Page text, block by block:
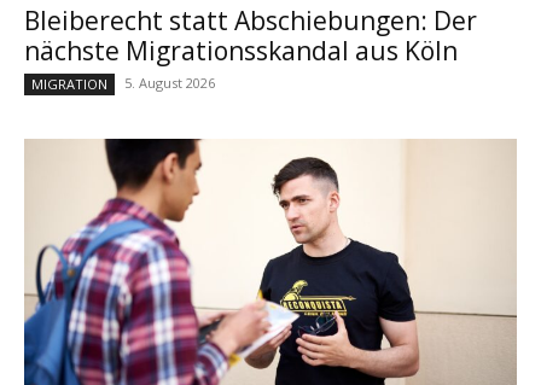
Bleiberecht statt Abschiebungen: Der
nächste Migrationsskandal aus Köln
MIGRATION 5. August 2026